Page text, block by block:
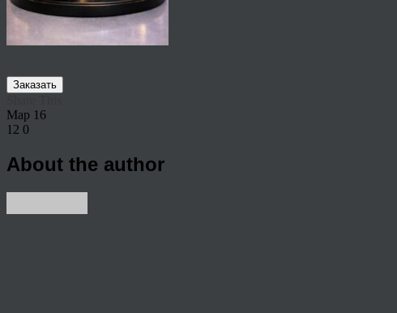
Заказать
Мар 16
12 0
About the author